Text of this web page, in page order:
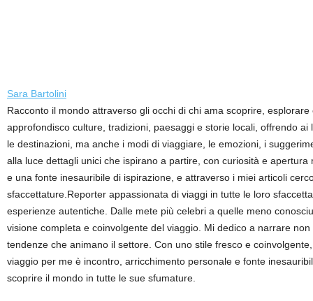
Sara Bartolini
Racconto il mondo attraverso gli occhi di chi ama scoprire,
approfondisco culture, tradizioni, paesaggi e storie locali, offrendo
le destinazioni, ma anche i modi di viaggiare, le emozioni, i
alla luce dettagli unici che ispirano a partire, con curiosità e
e una fonte inesauribile di ispirazione, e attraverso i miei articoli
sfaccettature.Reporter appassionata di viaggi in tutte le loro
esperienze autentiche. Dalle mete più celebri a quelle meno
visione completa e coinvolgente del viaggio. Mi dedico a narrare
tendenze che animano il settore. Con uno stile fresco e
viaggio per me è incontro, arricchimento personale e fonte
scoprire il mondo in tutte le sue sfumature.